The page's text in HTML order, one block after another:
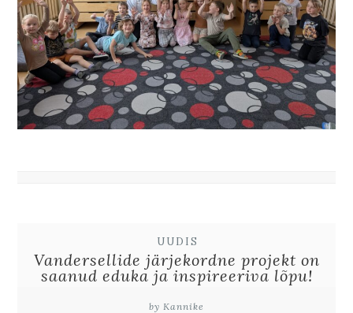
UUDIS
Vandersellide järjekordne projekt on
saanud eduka ja inspireeriva lõpu!
by Kannike